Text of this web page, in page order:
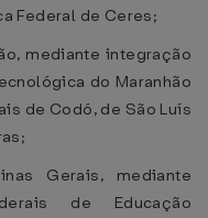
Federal de Ceres;
mediante integração
do Maranhão
de Codó, de São Luís
Gerais, mediante
de Educação